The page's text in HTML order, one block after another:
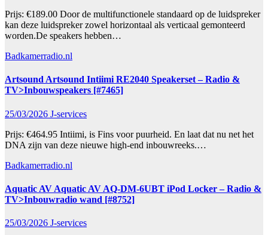
Prijs: €189.00 Door de multifunctionele standaard op de luidspreker
kan deze luidspreker zowel horizontaal als verticaal gemonteerd
worden.De speakers hebben…
Badkamerradio.nl
Artsound Artsound Intiimi RE2040 Speakerset – Radio &
TV>Inbouwspeakers [#7465]
25/03/2026 J-services
Prijs: €464.95 Intiimi, is Fins voor puurheid. En laat dat nu net het
DNA zijn van deze nieuwe high-end inbouwreeks.…
Badkamerradio.nl
Aquatic AV Aquatic AV AQ-DM-6UBT iPod Locker – Radio &
TV>Inbouwradio wand [#8752]
25/03/2026 J-services